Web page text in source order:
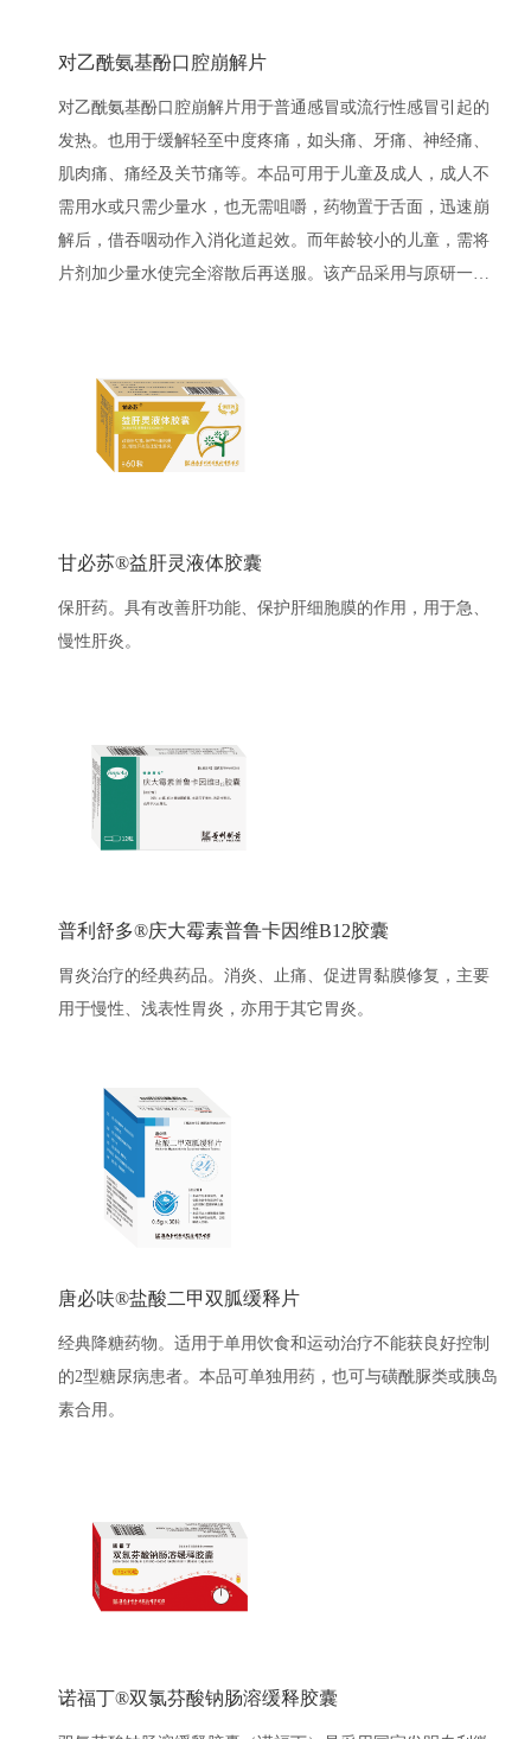
对乙酰氨基酚口腔崩解片
对乙酰氨基酚口腔崩解片用于普通感冒或流行性感冒引起的
发热。也用于缓解轻至中度疼痛，如头痛、牙痛、神经痛、
肌肉痛、痛经及关节痛等。本品可用于儿童及成人，成人不
需用水或只需少量水，也无需咀嚼，药物置于舌面，迅速崩
解后，借吞咽动作入消化道起效。而年龄较小的儿童，需将
片剂加少量水使完全溶散后再送服。该产品采用与原研一致
甘必苏®益肝灵液体胶囊
保肝药。具有改善肝功能、保护肝细胞膜的作用，用于急、
慢性肝炎。
普利舒多®庆大霉素普鲁卡因维B12胶囊
胃炎治疗的经典药品。消炎、止痛、促进胃黏膜修复，主要
用于慢性、浅表性胃炎，亦用于其它胃炎。
唐必呋®盐酸二甲双胍缓释片
经典降糖药物。适用于单用饮食和运动治疗不能获良好控制
的2型糖尿病患者。本品可单独用药，也可与磺酰脲类或胰岛
素合用。
诺福丁®双氯芬酸钠肠溶缓释胶囊